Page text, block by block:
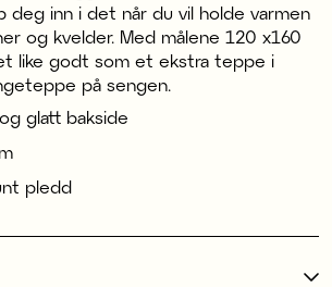
deg inn i det når du vil holde varmen
og kvelder. Med målene 120 x160
like godt som et ekstra teppe i
på sengen.
glatt bakside
pledd